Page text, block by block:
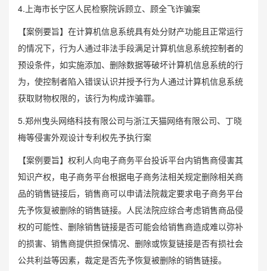
4.上海市长宁区人民检察院诉顾立、顾全飞诈骗案
【案例要旨】在计算机信息系统具有处分财产功能且正常运行
的情况下，行为人通过非法手段满足计算机信息系统控制者的
预设条件，如实施添加、删除数据等破坏计算机信息系统的行
为，使控制者陷入错误认识并授予行为人通过计算机信息系统
获取财物权限的，该行为构成诈骗罪。
5.郑州曳头网络科技有限公司与浙江天猫网络有限公司、丁晓
梅等侵害外观设计专利权先予执行案
【案例要旨】权利人向电子商务平台投诉平台内销售商侵害其
知识产权，电子商务平台根据电子商务法相关规定删除相关商
品的销售链接后，销售商可以申请法院裁定要求电子商务平台
先予恢复被删除的销售链接。人民法院应综合考虑销售商品侵
权的可能性、删除销售链接是否可能会给销售商造成难以弥补
的损害、销售商提供担保情况、删除或恢复链接是否有损社会
公共利益等因素，裁定是否先予恢复被删除的销售链接。